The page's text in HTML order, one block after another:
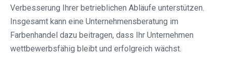
Verbesserung Ihrer betrieblichen Abläufe unterstützen.
Insgesamt kann eine Unternehmensberatung im
Farbenhandel dazu beitragen, dass Ihr Unternehmen
wettbewerbsfähig bleibt und erfolgreich wächst.